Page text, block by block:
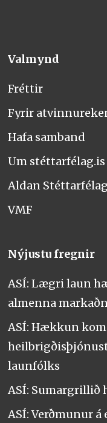
Valmynd
Fréttir
Fyrir
Hafa samband
Um stéttarfélag.is
Aldan Stéttarfélag
VMF
Nýjustu fregnir
ASÍ: Lægri laun
almenna
ASÍ: Hækkun
launfólks
ASÍ: Sumargrillið
ASÍ: Verðmunur